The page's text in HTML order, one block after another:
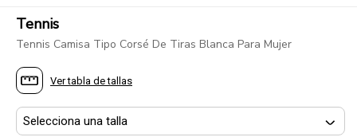
Tennis
Tennis Camisa Tipo Corsé De Tiras Blanca Para Mujer
Ver tabla de tallas